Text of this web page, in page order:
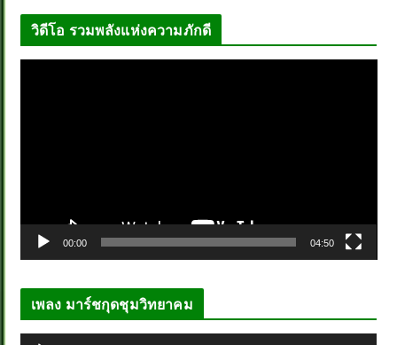
วิดีโอ รวมพลังแห่งความภักดี
ล์
โ
00:00 04:50
เพลง มาร์ชกุดชุมวิทยาคม